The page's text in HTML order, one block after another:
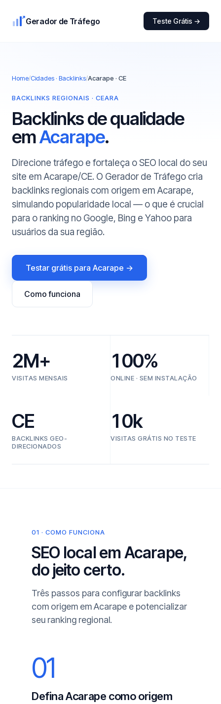
Gerador de Tráfego Teste Grátis →
Home/Cidades · Backlinks/Acarape · CE
BACKLINKS REGIONAIS · CEARA
Backlinks de qualidade
emAcarape.
Direcione tráfego e fortaleça o SEO local do seu
site em Acarape/CE. O Gerador de Tráfego cria
backlinks regionais com origem em Acarape,
simulando popularidade local — o que é crucial
para o ranking no Google, Bing e Yahoo para
usuários da sua região.
Testar grátis para Acarape →
Como funciona
2M+
VISITAS MENSAIS
100%
ONLINE · SEM INSTALAÇÃO
CE
BACKLINKS GEO-
DIRECIONADOS
10k
VISITAS GRÁTIS NO TESTE
01 · COMO FUNCIONA
SEO local em Acarape,
do jeito certo.
Três passos para configurar backlinks
com origem em Acarape e potencializar
seu ranking regional.
01
Defina Acarape como origem